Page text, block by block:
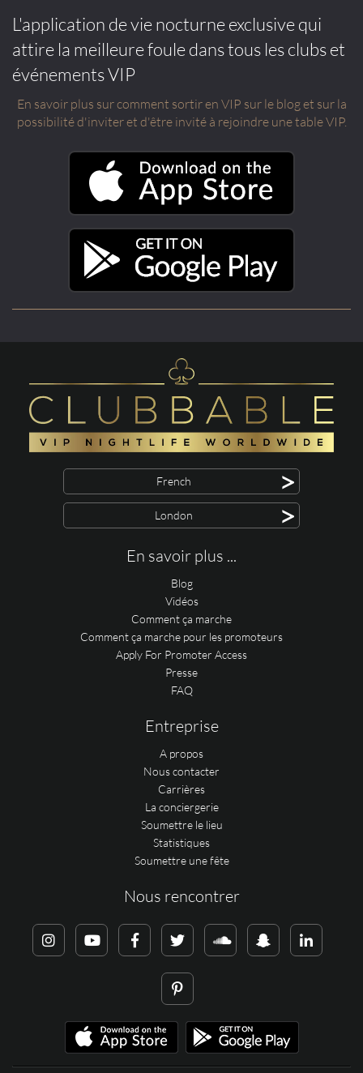
L'application de vie nocturne exclusive qui
attire la meilleure foule dans tous les clubs et
événements VIP
En savoir plus sur comment sortir en VIP sur le blog et sur la
possibilité d'inviter et d'être invité à rejoindre une table VIP.
French >
London >
En savoir plus ...
Blog
Vidéos
Comment ça marche
Comment ça marche pour les promoteurs
Apply For Promoter Access
Presse
FAQ
Entreprise
A propos
Nous contacter
Carrières
La conciergerie
Soumettre le lieu
Statistiques
Soumettre une fête
Nous rencontrer